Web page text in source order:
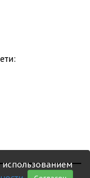
использованием